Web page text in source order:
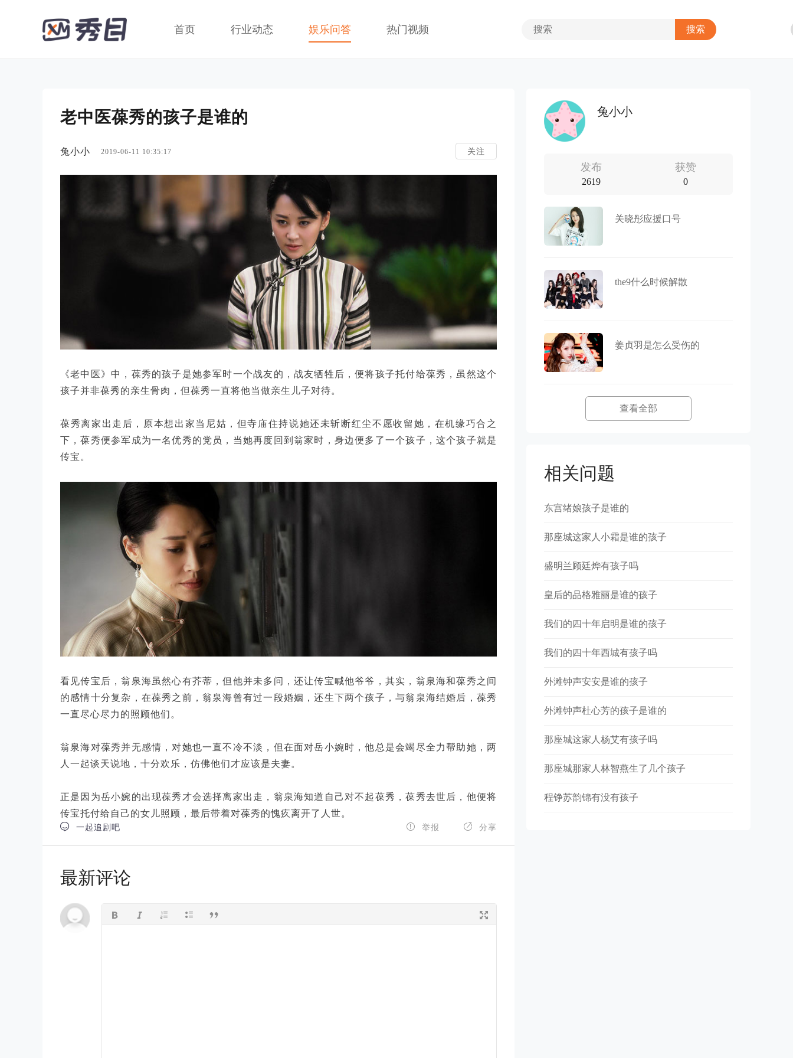
首页 行业动态 娱乐问答 热门视频
老中医葆秀的孩子是谁的
兔小小 2019-06-11 10:35:17 关注
《老中医》中，葆秀的孩子是她参军时一个战友的，战友牺牲后，便将孩子托付给葆秀，虽然这个
孩子并非葆秀的亲生骨肉，但葆秀一直将他当做亲生儿子对待。
葆秀离家出走后，原本想出家当尼姑，但寺庙住持说她还未斩断红尘不愿收留她，在机缘巧合之
下，葆秀便参军成为一名优秀的党员，当她再度回到翁家时，身边便多了一个孩子，这个孩子就是
传宝。
看见传宝后，翁泉海虽然心有芥蒂，但他并未多问，还让传宝喊他爷爷，其实，翁泉海和葆秀之间
的感情十分复杂，在葆秀之前，翁泉海曾有过一段婚姻，还生下两个孩子，与翁泉海结婚后，葆秀
一直尽心尽力的照顾他们。
翁泉海对葆秀并无感情，对她也一直不冷不淡，但在面对岳小婉时，他总是会竭尽全力帮助她，两
人一起谈天说地，十分欢乐，仿佛他们才应该是夫妻。
正是因为岳小婉的出现葆秀才会选择离家出走，翁泉海知道自己对不起葆秀，葆秀去世后，他便将
传宝托付给自己的女儿照顾，最后带着对葆秀的愧疚离开了人世。
 一起追剧吧  分享
 举报
最新评论
兔小小
发布
2619
获赞
0
关晓彤应援口号
the9什么时候解散
姜贞羽是怎么受伤的
查看全部
相关问题
东宫绪娘孩子是谁的
那座城这家人小霜是谁的孩子
盛明兰顾廷烨有孩子吗
皇后的品格雅丽是谁的孩子
我们的四十年启明是谁的孩子
我们的四十年西城有孩子吗
外滩钟声安安是谁的孩子
外滩钟声杜心芳的孩子是谁的
那座城这家人杨艾有孩子吗
那座城那家人林智燕生了几个孩子
程铮苏韵锦有没有孩子